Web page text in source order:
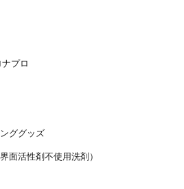
プロ
ググッズ
面活性剤不使用洗剤）